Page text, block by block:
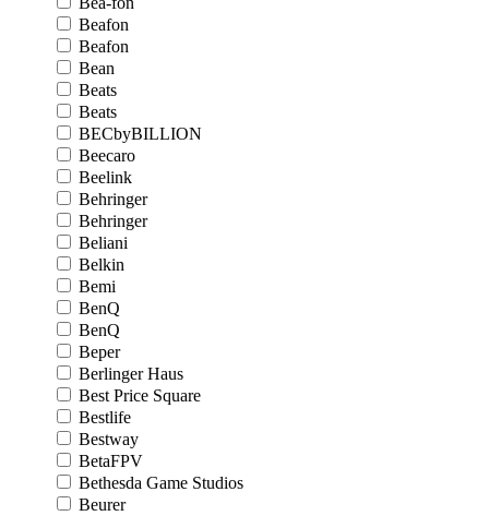
Beafon
Beafon
Bean
Beats
Beats
BECbyBILLION
Beecaro
Beelink
Behringer
Behringer
Beliani
Belkin
Bemi
BenQ
BenQ
Beper
Berlinger Haus
Best Price Square
Bestlife
Bestway
BetaFPV
Bethesda Game Studios
Beurer